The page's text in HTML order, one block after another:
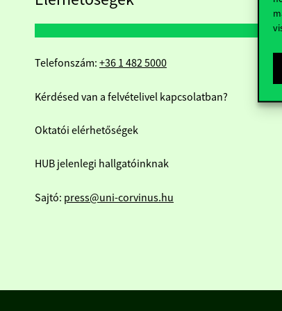
Telefonszám: +36 1 482 5000
Kérdésed van a felvételivel kapcsolatban?
Oktatói elérhetőségek
HUB jelenlegi hallgatóinknak
Sajtó: press@uni-corvinus.hu